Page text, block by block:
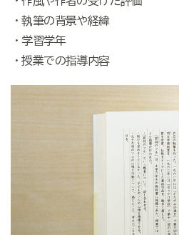
・執筆の背景や経緯
・学習学年
・授業での指導内容